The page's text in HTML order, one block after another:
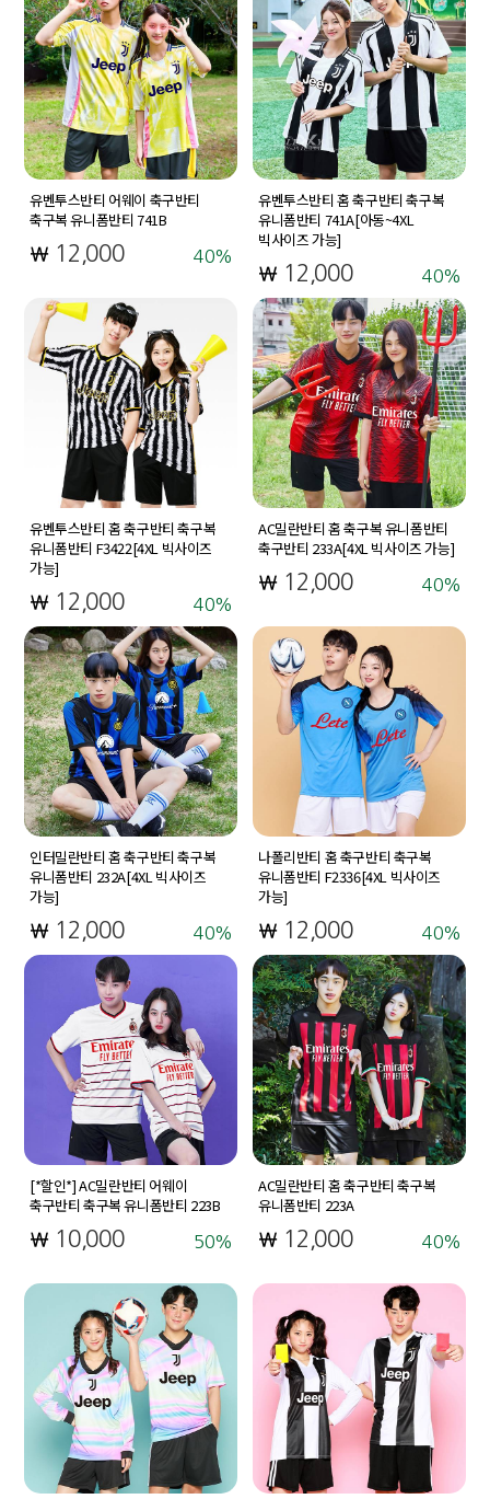
유벤투스반티 어웨이 축구반티
축구복 유니폼반티 741B
12,000 40
유벤투스반티 홈 축구반티 축구복
유니폼반티 741A[아동~4XL
빅사이즈 가능]
12,000 40
유벤투스반티 홈 축구반티 축구복
유니폼반티 F3422[4XL 빅사이즈
가능]
12,000 40
AC밀란반티 홈 축구복 유니폼반티
축구반티 233A[4XL 빅사이즈 가능]
12,000 40
인터밀란반티 홈 축구반티 축구복
유니폼반티 232A[4XL 빅사이즈
가능]
12,000 40
나폴리반티 홈 축구반티 축구복
유니폼반티 F2336[4XL 빅사이즈
가능]
12,000 40
[*할인*] AC밀란반티 어웨이
축구반티 축구복 유니폼반티 223B
10,000 50
AC밀란반티 홈 축구반티 축구복
유니폼반티 223A
12,000 40